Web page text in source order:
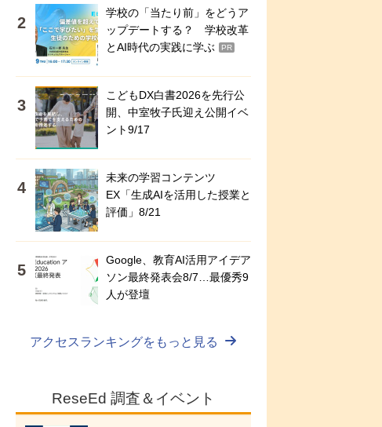
学校の「当たり前」をどうア
ップデートする？ 学校改革
とAI時代の実践に学ぶ
PR
こどもDX白書2026を先行公
開、中室牧子氏迎え公開イベ
ント9/17
未来の学習コンテンツ
EX「生成AIを活用した授業と
評価」8/21
Google、教育AI活用アイデア
ソン最終発表会8/7…最優秀9
人が登壇
アクセスランキングをもっと見る
ReseEd 調査＆イベント